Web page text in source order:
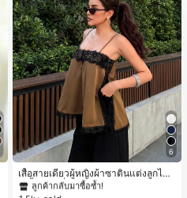
6
เสื้อสายเดี่ยวผู้หญิงผ้าซาตินแต่งลูกไม้
- เสื้อสายเดี่ยวฤดูร้อนสีคากีมีรอยผ่าด้า
นข้างที่น่าดึงดูดแบบสบายๆ
#1 ขายดี
ใน สีกากี เสื้อสตรี เสื้อเบลาส์ & Tee
ลูกค้ากลับมาซื้อซ้ำ!
#1 ขายดี
ใน สีกากี เสื้อสตรี เสื้อเบลาส์ & Tee
ลูกค้ากลับมาซื้อซ้ำ!
#1 ขายดี
ใน สีกากี เสื้อสตรี เสื้อเบลาส์ & Tee
ลูกค้ากลับมาซื้อซ้ำ!